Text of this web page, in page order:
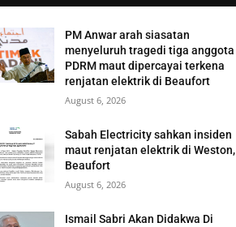
PM Anwar arah siasatan
menyeluruh tragedi tiga anggota
PDRM maut dipercayai terkena
renjatan elektrik di Beaufort
August 6, 2026
Sabah Electricity sahkan insiden
maut renjatan elektrik di Weston,
Beaufort
August 6, 2026
Ismail Sabri Akan Didakwa Di